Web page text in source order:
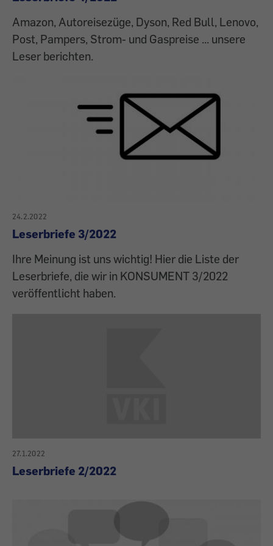
Amazon, Autoreisezüge, Dyson, Red Bull, Lenovo,
Post, Pampers, Strom- und Gaspreise ... unsere
Leser berichten.
24.2.2022
Leserbriefe 3/2022
Ihre Meinung ist uns wichtig! Hier die Liste der
Leserbriefe, die wir in KONSUMENT 3/2022
veröffentlicht haben.
27.1.2022
Leserbriefe 2/2022